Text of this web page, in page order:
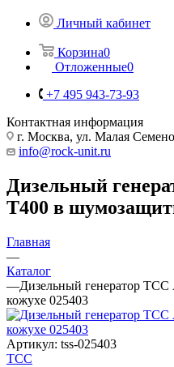
Личный кабинет
Корзина0
Отложенные0
+7 495 943-73-93
Контактная информация
г. Москва, ул. Малая
info@rock-unit.ru
Дизельный
Т400 в
Главная
—
Каталог
—Дизельный генератор
кожухе 025403
Артикул: tss-025403
ТСС